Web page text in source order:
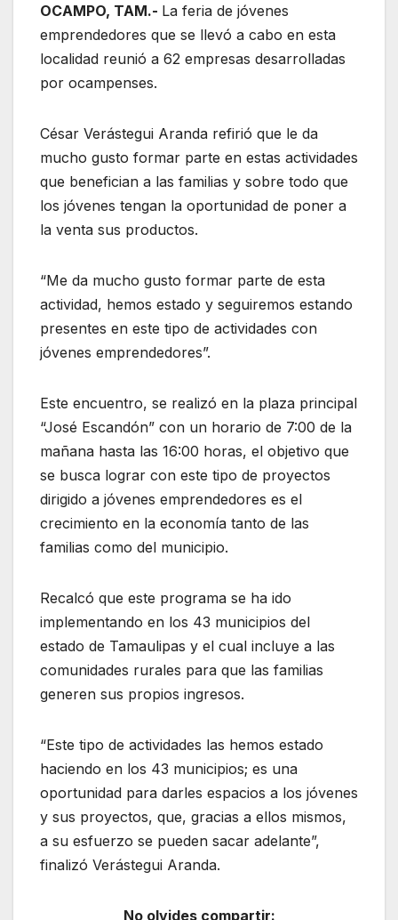
OCAMPO, TAM.- La feria de jóvenes
emprendedores que se llevó a cabo en esta
localidad reunió a 62 empresas desarrolladas
por ocampenses.
César Verástegui Aranda refirió que le da
mucho gusto formar parte en estas actividades
que benefician a las familias y sobre todo que
los jóvenes tengan la oportunidad de poner a
la venta sus productos.
“Me da mucho gusto formar parte de esta
actividad, hemos estado y seguiremos estando
presentes en este tipo de actividades con
jóvenes emprendedores”.
Este encuentro, se realizó en la plaza principal
“José Escandón” con un horario de 7:00 de la
mañana hasta las 16:00 horas, el objetivo que
se busca lograr con este tipo de proyectos
dirigido a jóvenes emprendedores es el
crecimiento en la economía tanto de las
familias como del municipio.
Recalcó que este programa se ha ido
implementando en los 43 municipios del
estado de Tamaulipas y el cual incluye a las
comunidades rurales para que las familias
generen sus propios ingresos.
“Este tipo de actividades las hemos estado
haciendo en los 43 municipios; es una
oportunidad para darles espacios a los jóvenes
y sus proyectos, que, gracias a ellos mismos,
a su esfuerzo se pueden sacar adelante”,
finalizó Verástegui Aranda.
No olvides compartir: